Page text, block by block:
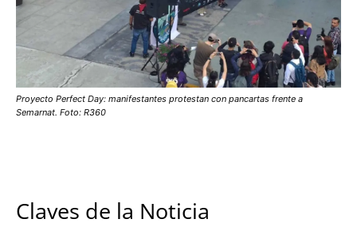
Proyecto Perfect Day: manifestantes protestan con pancartas frente a
Semarnat. Foto: R360
Claves de la Noticia